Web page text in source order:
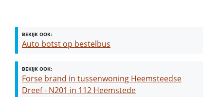
BEKIJK OOK:
Auto botst op bestelbus
BEKIJK OOK:
Forse brand in tussenwoning Heemsteedse
Dreef - N201 in 112 Heemstede